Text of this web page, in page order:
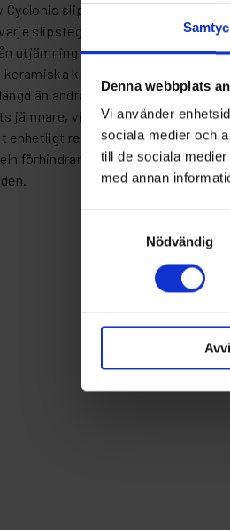
Denna webbplats
Vi använder
sociala medier och
till de sociala
med annan
Nödvändig
Cyclonic slipsystem med den
slipsteg för snabbt och enkelt
utjämning till primerslipning.
keramiska korn ger överlägsen
än andra slipkorn. Keramiska
jämnare, vilket ger konsekventa
enhetligt repmönster
förhindrar för tidig igensättning